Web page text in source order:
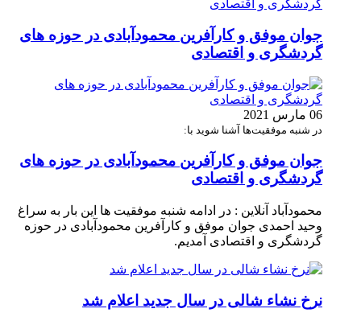
جوان موفق و کارآفرین محمودآبادی در حوزه های
گردشگری و اقتصادی
06 مارس 2021
در شنبه موفقیت‌ها آشنا شوید با:
جوان موفق و کارآفرین محمودآبادی در حوزه های
گردشگری و اقتصادی
محمودآباد آنلاین : در ادامه شنبه موفقیت ها این بار به سراغ
وحید احمدی جوان موفق و کارآفرین محمودآبادی در حوزه
گردشگری و اقتصادی آمدیم.
نرخ نشاء شالی در سال جدید اعلام شد